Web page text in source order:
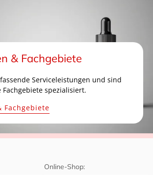
& Fachgebiete
Serviceleistungen und sind
spezialisiert.
Fachgebiete
Online-Shop: